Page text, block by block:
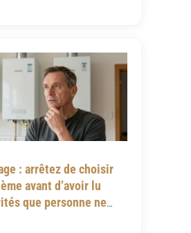
: arrêtez de choisir
avant d’avoir lu
que personne ne